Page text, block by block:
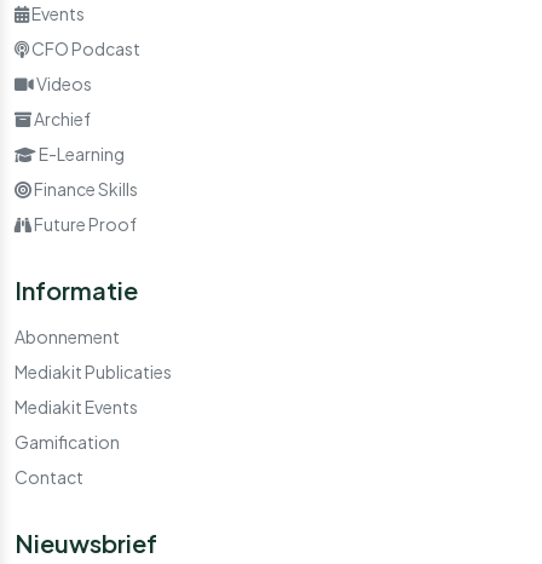
Events
CFO Podcast
Videos
Archief
E-Learning
Finance Skills
Future Proof
Informatie
Abonnement
Mediakit Publicaties
Mediakit Events
Gamification
Contact
Nieuwsbrief